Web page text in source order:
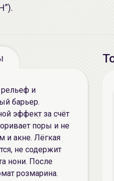
рельеф и
барьер.
эффект за счёт
поры и не
и акне. Лёгкая
не содержит
нони. После
розмарина.